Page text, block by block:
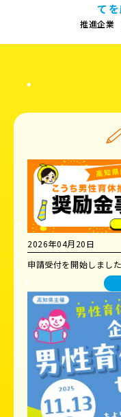
て
推進企業
2026年04月20日
申請受付を開始しまし